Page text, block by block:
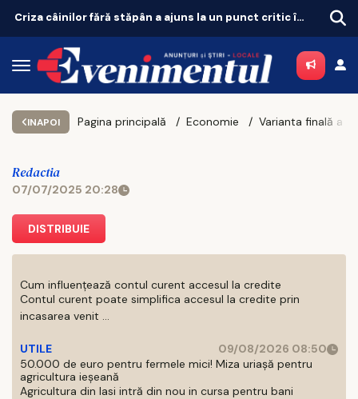
Criza câinilor fără stăpân a ajuns la un punct critic în județul Iași
INAPOI Pagina principală Economie
Redactia
07/07/2025 20:28
DISTRIBUIE
Cum influențează contul curent accesul la credite
Contul curent poate simplifica accesul la credite prin
incasarea venit ...
UTILE
09/08/2026 08:50
50.000 de euro pentru fermele mici! Miza uriașă pentru
agricultura ieșeană
Agricultura din Iasi intră din nou in cursa pentru bani